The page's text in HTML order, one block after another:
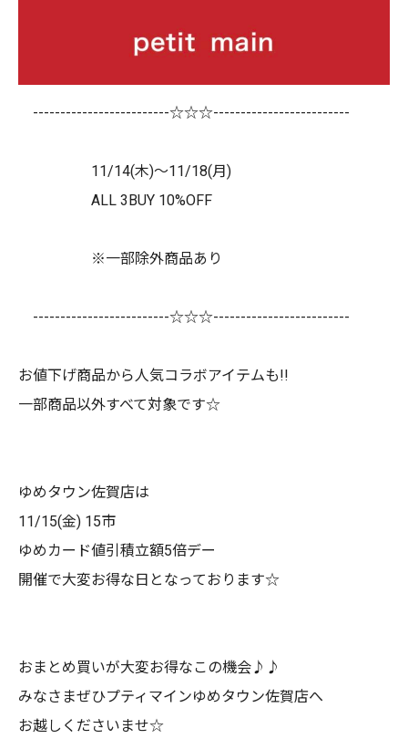
-------------------------☆☆☆-------------------------
11/14(木)〜11/18(月)
ALL 3BUY 10%OFF
※一部除外商品あり
-------------------------☆☆☆-------------------------
お値下げ商品から人気コラボアイテムも!!
一部商品以外すべて対象です☆
ゆめタウン佐賀店は
11/15(金) 15市
ゆめカード値引積立額5倍デー
開催で大変お得な日となっております☆
おまとめ買いが大変お得なこの機会♪♪
みなさまぜひプティマインゆめタウン佐賀店へ
お越しくださいませ☆